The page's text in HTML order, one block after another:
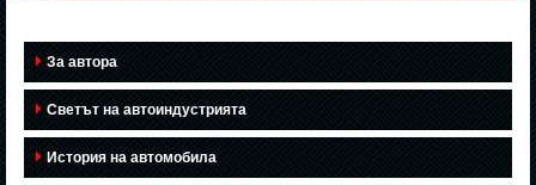
За автора
Светът на автоиндустрията
История на автомобила